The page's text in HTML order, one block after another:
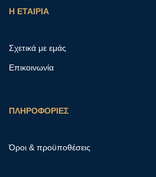
Η ΕΤΑΙΡΙΑ
Σχετικά με εμάς
Επικοινωνία
ΠΛΗΡΟΦΟΡΙΕΣ
Όροι & προϋποθέσεις